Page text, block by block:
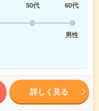
50代
60代
男性
詳しく見る